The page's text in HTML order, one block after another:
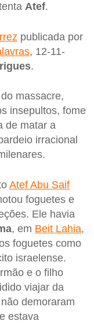
Atef.
publicada por
, 12-11-
.
massacre,
insepultos, fome
de matar a
irracional
Atef Abu Saif
foguetes e
Ele havia
, em Beit Lahia,
foguetes como
israelense.
e o filho
viajar da
demoraram
estava